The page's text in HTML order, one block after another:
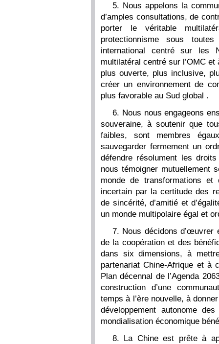
5. Nous appelons la
d’amples consultations, de
porter le véritable
protectionnisme sous
international centré sur les
multilatéral centré sur l’OMC
plus ouverte, plus inclusive,
créer un environnement de
plus favorable au Sud global .
6. Nous nous engageons
souveraine, à soutenir que
faibles, sont membres
sauvegarder fermement un
défendre résolument les
nous témoigner mutuellement
monde de transformations
incertain par la certitude des
de sincérité, d’amitié et
un monde multipolaire égal et
7. Nous décidons d’œuvrer
de la coopération et des
dans six dimensions, à
partenariat Chine-Afrique et
Plan décennal de l’Agenda
construction d’une
temps à l’ère nouvelle, à
développement autonome
mondialisation économique
8. La Chine est prête à